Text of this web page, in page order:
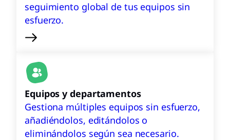
seguimiento global de tus equipos sin
esfuerzo.
Equipos y departamentos
Gestiona múltiples equipos sin esfuerzo,
añadiéndolos, editándolos o
eliminándolos según sea necesario.